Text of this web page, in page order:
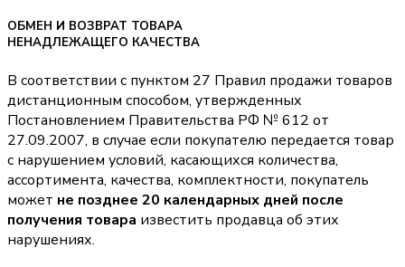
ОБМЕН И ВОЗВРАТ ТОВАРА
НЕНАДЛЕЖАЩЕГО КАЧЕСТВА
В соответствии с пунктом 27 Правил продажи товаров
дистанционным способом, утвержденных
Постановлением Правительства РФ № 612 от
27.09.2007, в случае если покупателю передается товар
с нарушением условий, касающихся количества,
ассортимента, качества, комплектности, покупатель
может не позднее 20 календарных дней после
получения товара известить продавца об этих
нарушениях.